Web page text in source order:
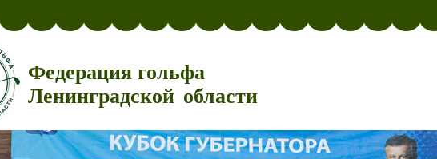
Федерация гольфа
Ленинградской области